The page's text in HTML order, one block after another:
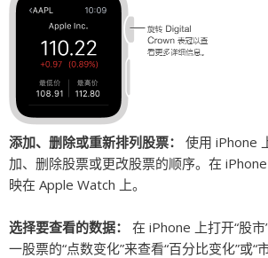
添加、删除或重新排列股票： 使用 iPhone
加、删除股票或更改股票的顺序。在
映在 Apple Watch 上。
选择要查看的数据： 在 iPhone 上打开“股
一股票的“点数变化”来查看“百分比变化”或“市